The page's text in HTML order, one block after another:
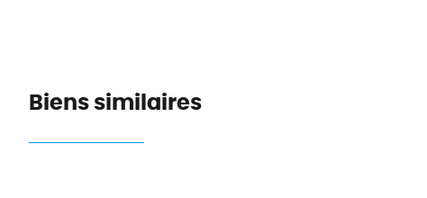
Biens similaires